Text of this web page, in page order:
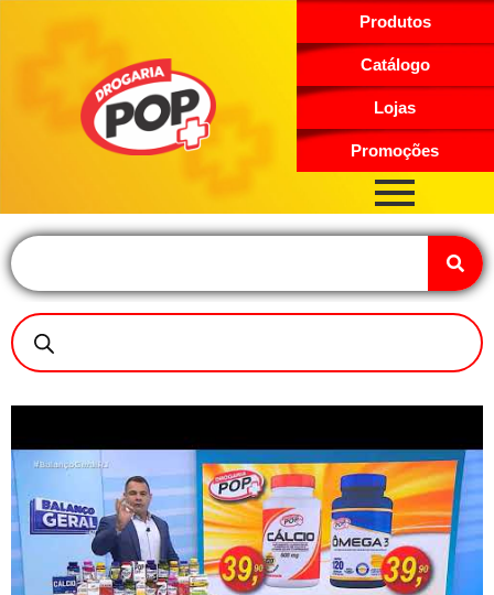
Produtos
Catálogo
Lojas
Promoções